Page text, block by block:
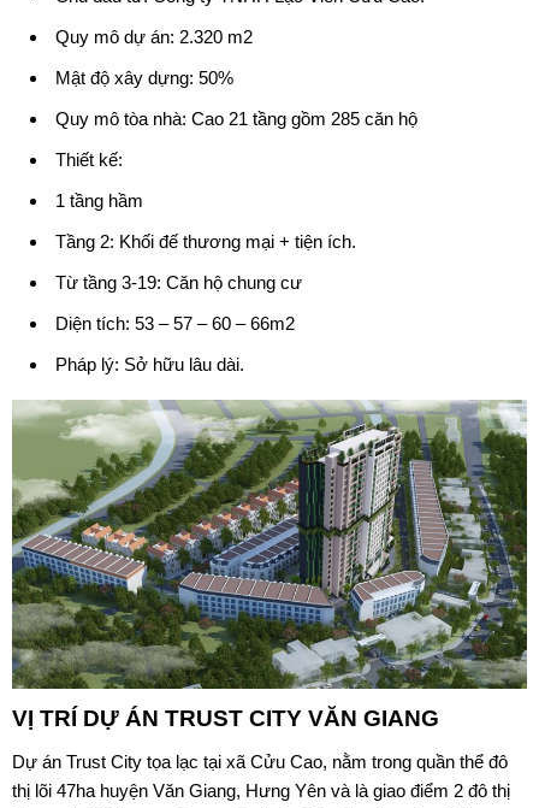
Quy mô dự án: 2.320 m2
Mật độ xây dựng: 50%
Quy mô tòa nhà: Cao 21 tầng gồm 285 căn hộ
Thiết kế:
1 tầng hầm
Tầng 2: Khối đế thương mại + tiện ích.
Từ tầng 3-19: Căn hộ chung cư
Diện tích: 53 – 57 – 60 – 66m2
Pháp lý: Sở hữu lâu dài.
VỊ TRÍ DỰ ÁN TRUST CITY VĂN GIANG
Dự án Trust City tọa lạc tại xã Cửu Cao, nằm trong quần thể đô
thị lõi 47ha huyện Văn Giang, Hưng Yên và là giao điểm 2 đô thị